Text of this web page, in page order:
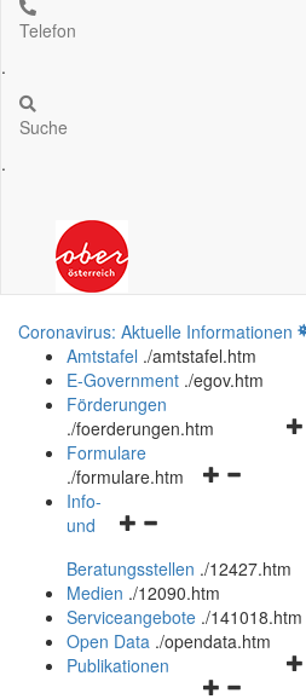
Telefon
.
Suche
.
Coronavirus: Aktuelle Informationen
Amtstafel ./amtstafel.htm
E-Government ./egov.htm
Förderungen
./foerderungen.htm
Formulare
./formulare.htm
Navigationsmenü
und
schließen
Info-
und
Beratungsstellen ./12427.htm
Medien ./12090.htm
Serviceangebote ./141018.htm
Open Data ./opendata.htm
Publikationen